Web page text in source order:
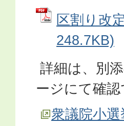
区割り改
248.7KB)
詳細は、別
ージにて確認
衆議院小